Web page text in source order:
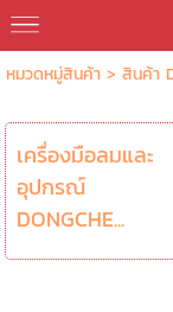
หมวดหมู่สินค้า> สินค้า
เครื่องมือลมและ
อุปกรณ์
DONGCHE...